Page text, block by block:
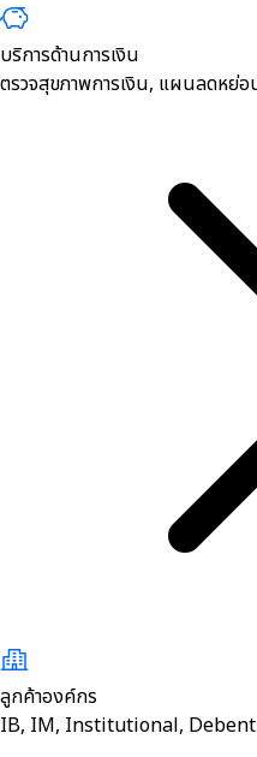
บริการด้านการเงิน
ตรวจสุขภาพการเงิน, ​แผนลดหย่
ลูกค้าองค์กร
IB, IM, Institutional,